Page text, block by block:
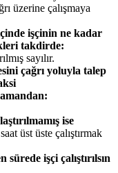
üzerine çalışmaya
işçinin ne kadar
takdirde:
sayılır.
çağrı yoluyla talep
ise
üst üste çalıştırmak
işçi çalıştırılsın